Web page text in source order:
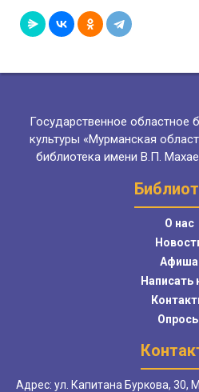
Государственное
культуры «Мурманская
библиотека имени В.П.
О нас
Афиша
Написать
Адрес: ул. Капитана Буркова, 30,